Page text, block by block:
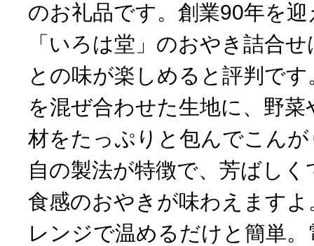
のお礼品です。創業90年を
「いろは堂」のおやき詰合
との味が楽しめると評判で
を混ぜ合わせた生地に、野
材をたっぷりと包んでこん
自の製法が特徴で、芳ばし
食感のおやきが味わえます
レンジで温めるだけと簡単